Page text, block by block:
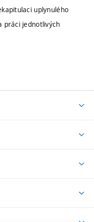
uplynulého
práci jednotlivých